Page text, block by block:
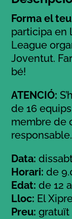
Forma el
participa en
League
Joventut.
bé!
ATENCIÓ:
de 16
membre de
responsable.
Data:
Horari: de
Edat: de 12
Lloc: El
Preu: gratuït